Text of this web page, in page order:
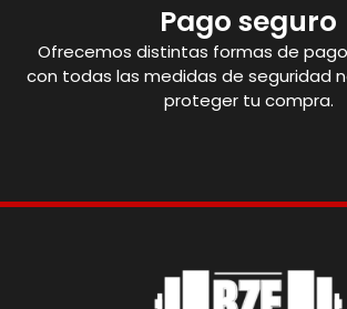
Pago seguro
Ofrecemos distintas formas de
con todas las medidas de seguridad
proteger tu compra.